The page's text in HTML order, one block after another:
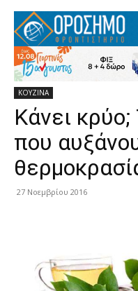
ΚΟΥΖΙΝΑ
Κάνει
που
27 Νοεμβρίου 2016